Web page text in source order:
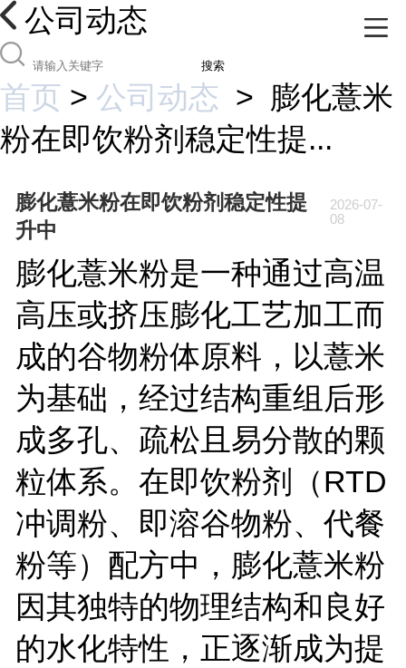
公司动态
搜索
首页 > 公司动态 > 膨化薏米
粉在即饮粉剂稳定性提...
膨化薏米粉在即饮粉剂稳定性提
升中
2026-07-
08
膨化薏米粉是一种通过高温
高压或挤压膨化工艺加工而
成的谷物粉体原料，以薏米
为基础，经过结构重组后形
成多孔、疏松且易分散的颗
粒体系。在即饮粉剂（RTD
冲调粉、即溶谷物粉、代餐
粉等）配方中，膨化薏米粉
因其独特的物理结构和良好
的水化特性，正逐渐成为提